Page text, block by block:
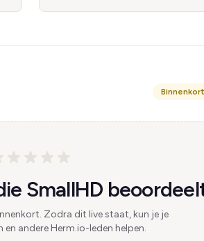
SmallHD
Zodra dit live staat, kun je je
en andere Herm.io-leden helpen.